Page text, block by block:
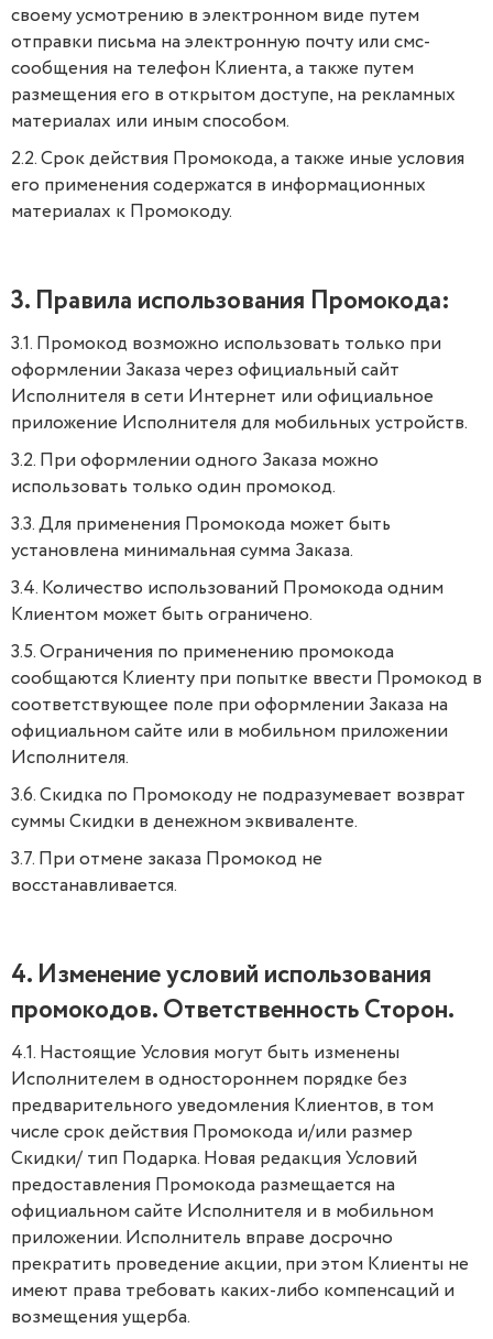
своему усмотрению в электронном виде путем
отправки письма на электронную почту или смс-
сообщения на телефон Клиента, а также путем
размещения его в открытом доступе, на рекламных
материалах или иным способом.
2.2. Срок действия Промокода, а также иные условия
его применения содержатся в информационных
материалах к Промокоду.
3. Правила использования Промокода:
3.1. Промокод возможно использовать только при
оформлении Заказа через официальный сайт
Исполнителя в сети Интернет или официальное
приложение Исполнителя для мобильных устройств.
3.2. При оформлении одного Заказа можно
использовать только один промокод.
3.3. Для применения Промокода может быть
установлена минимальная сумма Заказа.
3.4. Количество использований Промокода одним
Клиентом может быть ограничено.
3.5. Ограничения по применению промокода
сообщаются Клиенту при попытке ввести Промокод в
соответствующее поле при оформлении Заказа на
официальном сайте или в мобильном приложении
Исполнителя.
3.6. Скидка по Промокоду не подразумевает возврат
суммы Скидки в денежном эквиваленте.
3.7. При отмене заказа Промокод не
восстанавливается.
4. Изменение условий использования
промокодов. Ответственность Сторон.
4.1. Настоящие Условия могут быть изменены
Исполнителем в одностороннем порядке без
предварительного уведомления Клиентов, в том
числе срок действия Промокода и/или размер
Скидки/ тип Подарка. Новая редакция Условий
предоставления Промокода размещается на
официальном сайте Исполнителя и в мобильном
приложении. Исполнитель вправе досрочно
прекратить проведение акции, при этом Клиенты не
имеют права требовать каких-либо компенсаций и
возмещения ущерба.